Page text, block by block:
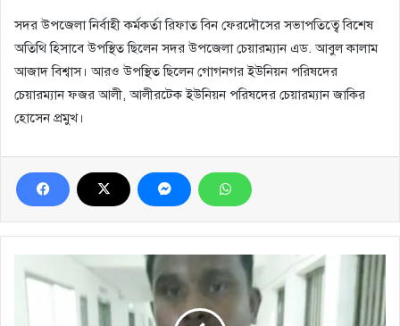
সদর উপজেলা নির্বাহী কর্মকর্তা রিফাত বিন ফেরদৌসের সভাপতিত্বে বিশেষ
অতিথি হিসাবে উপস্থিত ছিলেন সদর উপজেলা চেয়ারম্যান এড. আবুল কালাম
আজাদ বিশ্বাস। আরও উপস্থিত ছিলেন গোগনগর ইউনিয়ন পরিষদের
চেয়ারম্যান ফজর আলী, আলীরটেক ইউনিয়ন পরিষদের চেয়ারম্যান জাকির
হোসেন প্রমুখ।
চেক